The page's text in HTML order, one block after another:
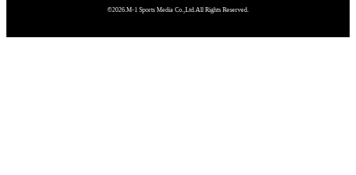
©2026.M-1 Sports Media Co.,Ltd.All Rights Reserved.